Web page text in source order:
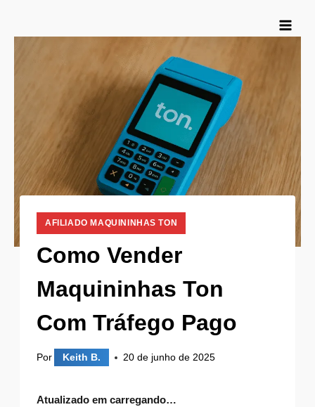
AFILIADO MAQUININHAS TON
Como Vender
Maquininhas Ton
Com Tráfego Pago
Por Keith B. 20 de junho de 2025
Atualizado em carregando…